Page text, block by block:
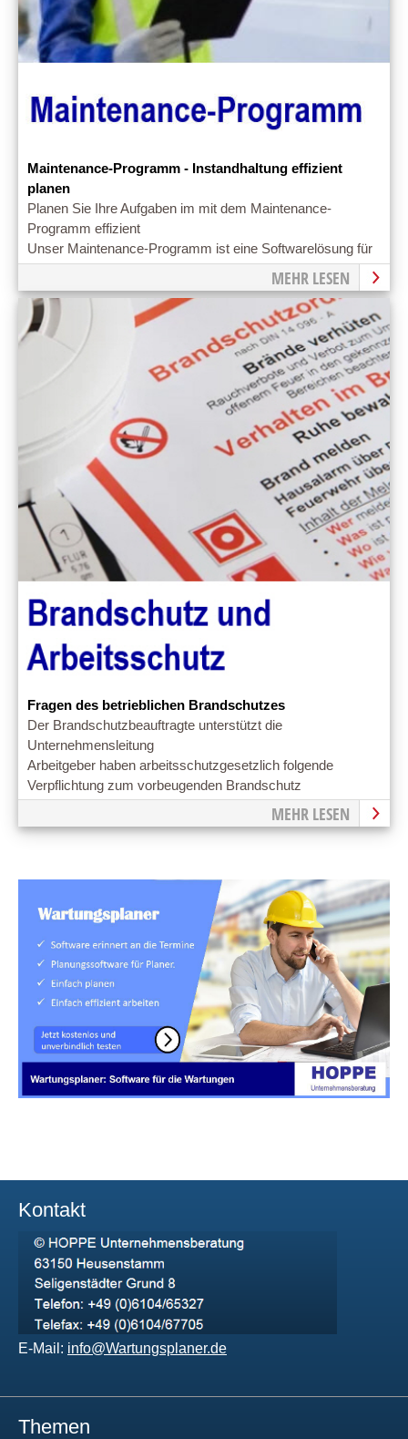
Maintenance-Programm - Instandhaltung effizient
planen
Planen Sie Ihre Aufgaben im mit dem Maintenance-
Programm effizient
Unser Maintenance-Programm ist eine Softwarelösung für
die vorbeugende Instandhaltung
MEHR LESEN
Fragen des betrieblichen Brandschutzes
Der Brandschutzbeauftragte unterstützt die
Unternehmensleitung
Arbeitgeber haben arbeitsschutzgesetzlich folgende
Verpflichtung zum vorbeugenden Brandschutz
MEHR LESEN
Kontakt
E-Mail: info@Wartungsplaner.de
Themen